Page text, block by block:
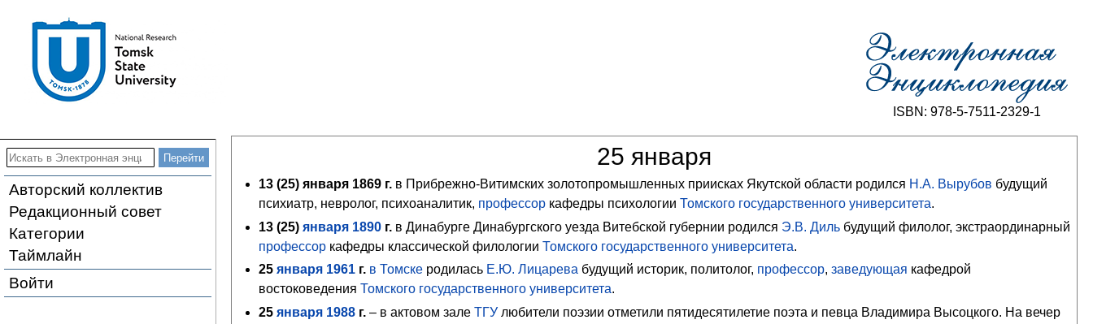
ISBN: 978-5-7511-2329-1
Авторский коллектив
Редакционный совет
Категории
Таймлайн
Войти
25 января
13 (25) января 1869 г.в Прибрежно-Витимских золотопромышленных приисках Якутской области родился Н.А. Вырубов будущий
психиатр, невролог, психоаналитик, профессоркафедры психологии Томского государственного университета.
13 (25) января 1890г.в Динабурге Динабургского уезда Витебской губернии родился Э.В. Дильбудущий филолог, экстраординарный
профессоркафедры классической филологии Томского государственного университета.
25 января 1961г. в Томскеродилась Е.Ю. Лицарева будущий историк, политолог, профессор, заведующая кафедрой
востоковедения Томского государственного университета.
25 января 1988г.– в актовом зале ТГУлюбители поэзии отметили пятидесятилетие поэта и певца Владимира Высоцкого. На вечер